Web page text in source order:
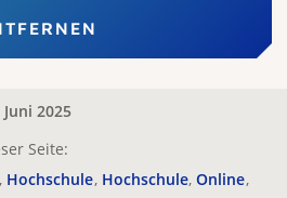
Juni 2025
Seite:
Hochschule Hochschule Online